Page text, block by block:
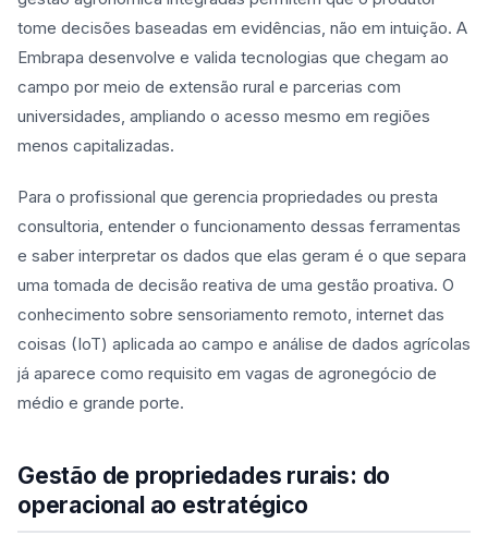
tome decisões baseadas em evidências, não em intuição. A
Embrapa desenvolve e valida tecnologias que chegam ao
campo por meio de extensão rural e parcerias com
universidades, ampliando o acesso mesmo em regiões
menos capitalizadas.
Para o profissional que gerencia propriedades ou presta
consultoria, entender o funcionamento dessas ferramentas
e saber interpretar os dados que elas geram é o que separa
uma tomada de decisão reativa de uma gestão proativa. O
conhecimento sobre sensoriamento remoto, internet das
coisas (IoT) aplicada ao campo e análise de dados agrícolas
já aparece como requisito em vagas de agronegócio de
médio e grande porte.
Gestão de propriedades rurais: do
operacional ao estratégico